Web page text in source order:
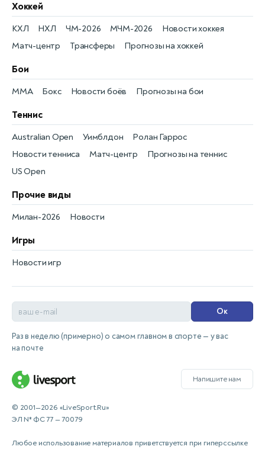
Хоккей
Новости хоккея
КХЛ
Матч-центр
НХЛ
Трансферы
ЧМ-2026
Прогнозы на хоккей
МЧМ-2026
Бои
Новости боёв
MMA Прогнозы на бои
Бокс
Теннис
Новости тенниса
Australian Open
Матч-центр
Уимблдон
Прогнозы на теннис
Ролан Гаррос
US Open
Прочие виды
Новости
Милан-2026
Игры
Новости игр
Ок
Раз в неделю (примерно) о самом главном в спорте — у вас
на почте
Напишите нам
© 2001—2026 «LiveSport.Ru»
ЭЛ № ФС 77 — 70079
Любое использование материалов приветствуется при гиперссылке